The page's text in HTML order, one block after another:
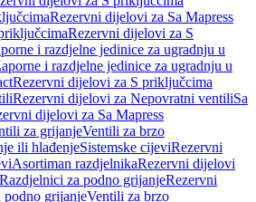
Rezervni dijelovi za Sa Mapress
Rezervni dijelovi za S
i razdjelne jedinice za ugradnju u
i razdjelne jedinice za ugradnju u
Rezervni dijelovi za S priključcima
Rezervni dijelovi za Nepovratni ventiliSa
dijelovi za Sa Mapress
za grijanjeVentili za brzo
ili hlađenjeSistemske cijeviRezervni
Asortiman razdjelnikaRezervni dijelovi
Razdjelnici za podno grijanjeRezervni
grijanjeVentili za brzo